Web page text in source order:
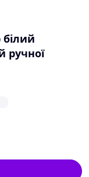
білий
ручної